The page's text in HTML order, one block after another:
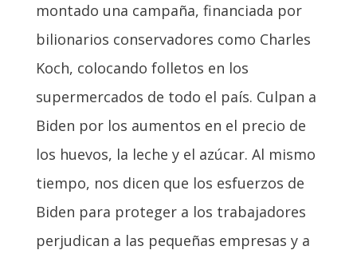
montado una campaña, financiada por
bilionarios conservadores como Charles
Koch, colocando folletos en los
supermercados de todo el país. Culpan a
Biden por los aumentos en el precio de
los huevos, la leche y el azúcar. Al mismo
tiempo, nos dicen que los esfuerzos de
Biden para proteger a los trabajadores
perjudican a las pequeñas empresas y a